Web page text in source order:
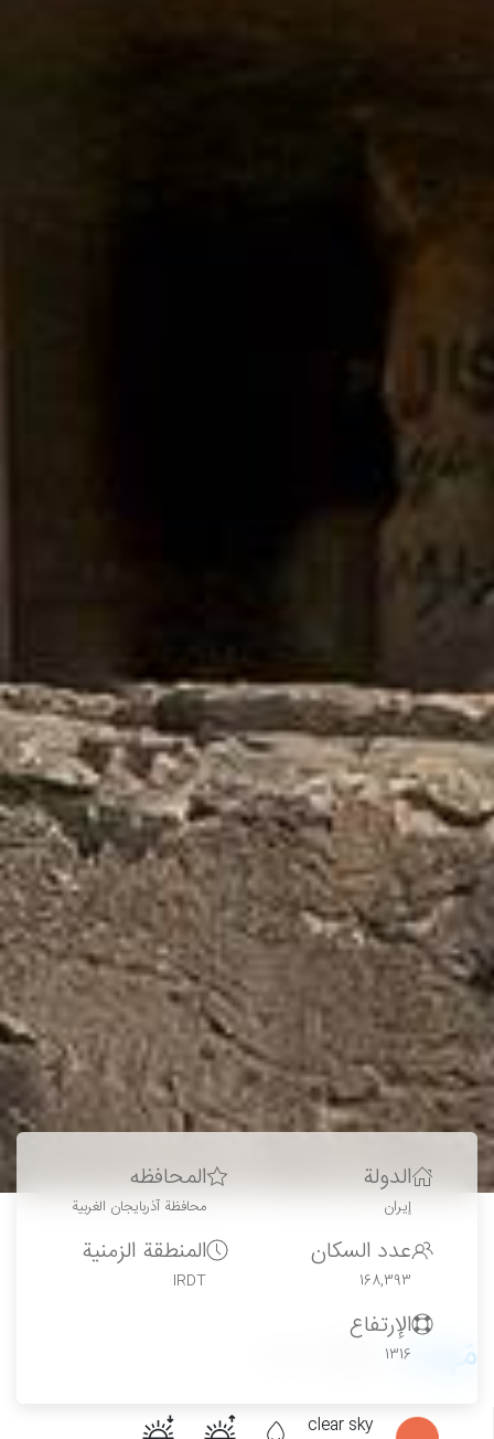
الدولة
إيران
المحافظه
محافظة آذربايجان الغربية
عدد السكان
168,393
المنطقة الزمنية
IRDT
الإرتفاع
1316
مَهاباد
clear sky